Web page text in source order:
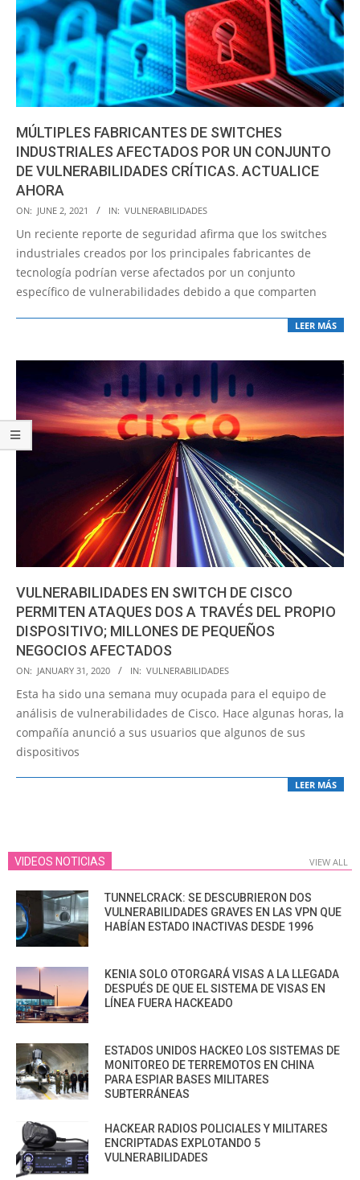
MÚLTIPLES FABRICANTES DE SWITCHES
INDUSTRIALES AFECTADOS POR UN CONJUNTO
DE VULNERABILIDADES CRÍTICAS. ACTUALICE
AHORA
2021-
06-
02
ON: JUNE 2, 2021 IN: VULNERABILIDADES
Un reciente reporte de seguridad afirma que los switches
industriales creados por los principales fabricantes de
tecnología podrían verse afectados por un conjunto
específico de vulnerabilidades debido a que comparten
LEER MÁS
VULNERABILIDADES EN SWITCH DE CISCO
PERMITEN ATAQUES DOS A TRAVÉS DEL PROPIO
DISPOSITIVO; MILLONES DE PEQUEÑOS
NEGOCIOS AFECTADOS
2020-
01-
ON: JANUARY 31, 2020 IN: VULNERABILIDADES
Esta ha sido una semana muy ocupada para el equipo de
análisis de vulnerabilidades de Cisco. Hace algunas horas, la
compañía anunció a sus usuarios que algunos de sus
dispositivos
LEER MÁS
VIDEOS NOTICIAS VIEW ALL
TUNNELCRACK: SE DESCUBRIERON DOS
VULNERABILIDADES GRAVES EN LAS VPN QUE
HABÍAN ESTADO INACTIVAS DESDE 1996
KENIA SOLO OTORGARÁ VISAS A LA LLEGADA
DESPUÉS DE QUE EL SISTEMA DE VISAS EN
LÍNEA FUERA HACKEADO
ESTADOS UNIDOS HACKEO LOS SISTEMAS DE
MONITOREO DE TERREMOTOS EN CHINA
PARA ESPIAR BASES MILITARES
SUBTERRÁNEAS
HACKEAR RADIOS POLICIALES Y MILITARES
ENCRIPTADAS EXPLOTANDO 5
VULNERABILIDADES